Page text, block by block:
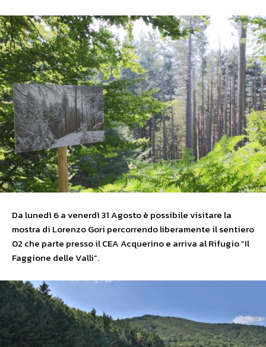
Da lunedì 6 a venerdì 31 Agosto è possibile visitare la
mostra di Lorenzo Gori percorrendo liberamente il sentiero
02 che parte presso il CEA Acquerino e arriva al Rifugio “Il
Faggione delle Valli”.